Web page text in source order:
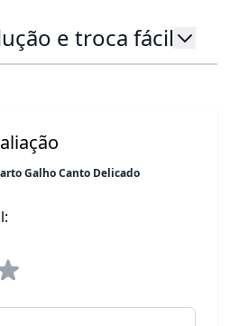
e troca fácil
Galho Canto Delicado